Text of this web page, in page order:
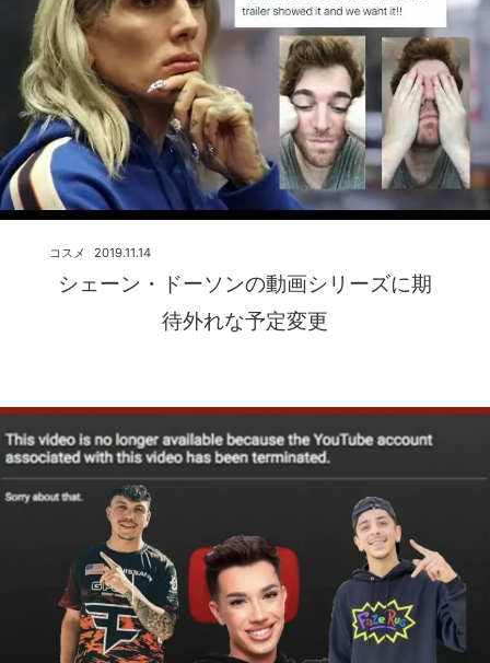
シェーン・ドーソンの動画シリーズに期
待外れな予定変更
2019.11.14
コスメ